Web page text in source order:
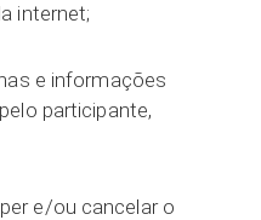
internet;
e informações
participante,
e/ou cancelar o